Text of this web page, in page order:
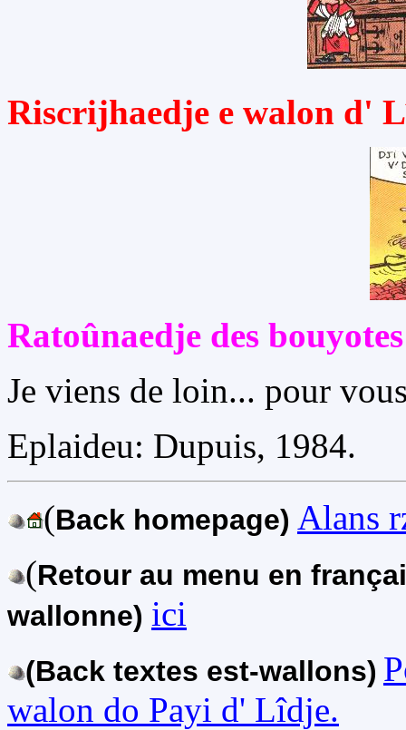
Riscrijhaedje e walon d'
Ratoûnaedje des
Je viens de loin... pour
Eplaideu: Dupuis, 1984.
(Back homepage) Alans
(Retour au menu en
wallonne) ici
(Back textes est-wallons)
walon do Payi d' Lîdje.